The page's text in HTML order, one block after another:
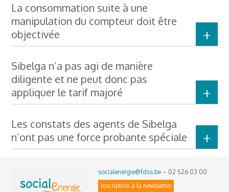
La consommation suite à une
manipulation du compteur doit être
objectivée
Sibelga n’a pas agi de manière
diligente et ne peut donc pas
appliquer le tarif majoré
Les constats des agents de Sibelga
n’ont pas une force probante spéciale
socialenergie@fdss.be – 02 526 03 00
Inscription à la newsletter